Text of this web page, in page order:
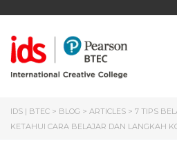
IDS | BTEC > BLOG > ARTICLES > 7 TIPS
KETAHUI CARA BELAJAR DAN LANGKAH